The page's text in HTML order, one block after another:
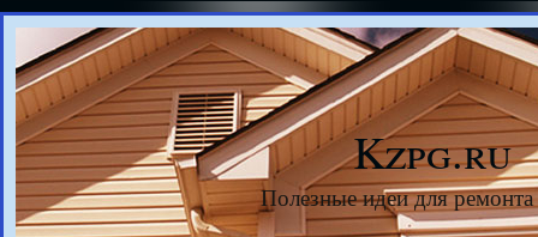
Kzpg.ru
Полезные идеи для